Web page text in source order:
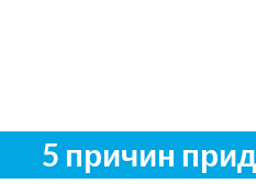
5 причин